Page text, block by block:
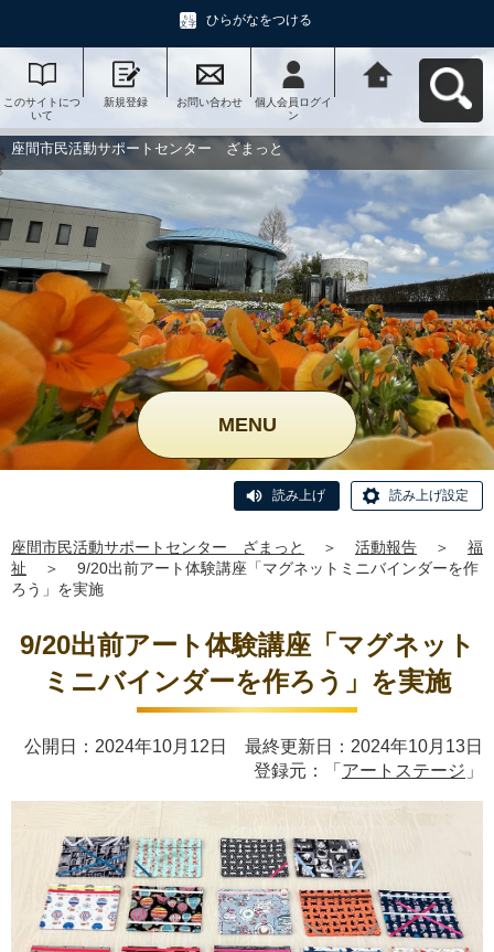
ひらがなをつける
このサイトにつ
いて
新規登録 お問い合わせ
個人会員ログイ
ン
ー ざまっとへ
座間市民活動サポートセンター ざまっと
MENU
読み上げ 読み上げ設定
座間市民活動サポートセンター ざまっと ＞ 活動報告 ＞
福
祉
＞
9/20出前アート体験講座「マグネットミニバインダーを作
ろう」を実施
9/20出前アート体験講座「マグネット
ミニバインダーを作ろう」を実施
公開日：2024年10月12日 最終更新日：2024年10月13日
登録元：「 アートステージ 」